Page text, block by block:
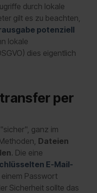
durch lokale
gilt es zu beachten,
potenziell
lokale
dies eigentlich
per
ganz im
Dateien
. Die eine
E-Mail-
Passwort
Sicherheit sollte das